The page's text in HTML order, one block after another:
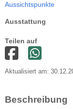
Aussichtspunkte
Ausstattung
Teilen auf
Aktualisiert am:
Beschreibung